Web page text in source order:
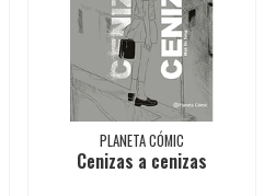
PLANETA CÓMIC
Cenizas a cenizas